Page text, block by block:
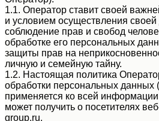
1.1. Оператор ставит своей
и условием осуществления своей
соблюдение прав и свобод
обработке его персональных
защиты прав на
личную и семейную тайну.
1.2. Настоящая политика
обработки персональных
применяется ко всей
может получить о посетителях
group.ru.